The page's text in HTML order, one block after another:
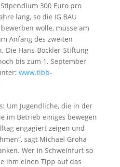
300 Euro pro
lang, so die IG BAU
wolle, müsse am
Anfang des zweiten
Die Hans-Böckler-Stiftung
bis zum 1. September
www.tibb-
Um Jugendliche, die in der
im Betrieb einiges bewegen
engagiert zeigen und
sagt Michael Groha
Wer in Schweinfurt so
ihm einen Tipp auf das